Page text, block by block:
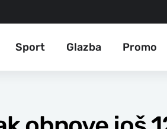
Sport Glazba Promo